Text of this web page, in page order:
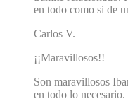
en todo como si de
Carlos V.
¡¡Maravillosos!!
Son maravillosos
en todo lo